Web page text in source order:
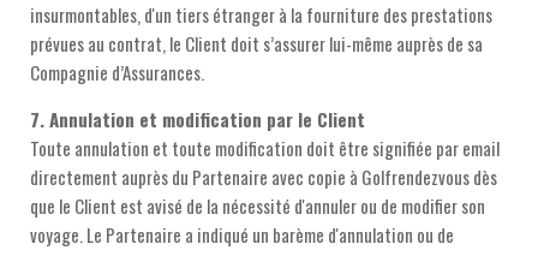
insurmontables, d'un tiers étranger à la fourniture des prestations
prévues au contrat, le Client doit s’assurer lui-même auprès de sa
Compagnie d’Assurances.
7. Annulation et modification par le Client
Toute annulation et toute modification doit être signifiée par email
directement auprès du Partenaire avec copie à Golfrendezvous dès
que le Client est avisé de la nécessité d'annuler ou de modifier son
voyage. Le Partenaire a indiqué un barème d'annulation ou de